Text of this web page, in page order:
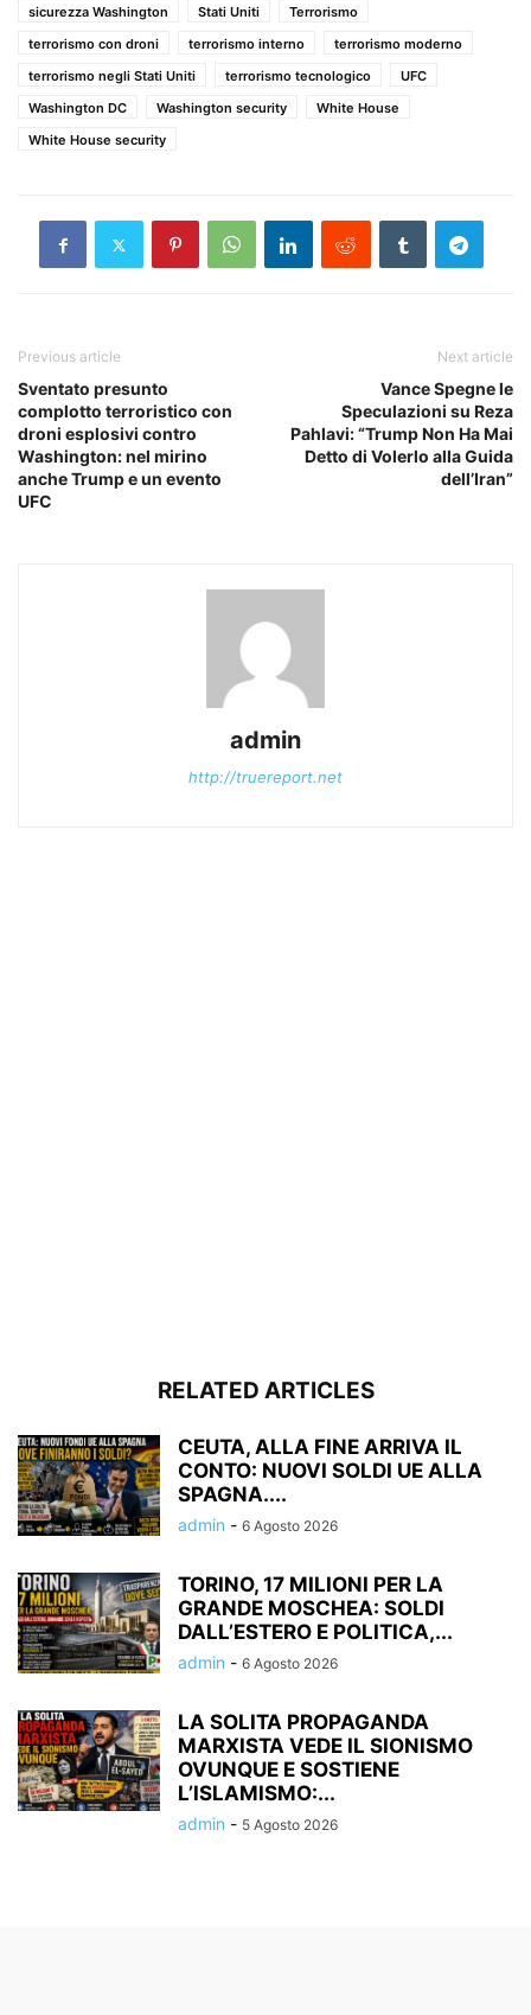
sicurezza Washington
Stati Uniti
Terrorismo
terrorismo con droni
terrorismo interno
terrorismo moderno
terrorismo negli Stati Uniti
terrorismo tecnologico
UFC
Washington DC
Washington security
White House
White House security
Previous article
Sventato presunto
complotto terroristico con
droni esplosivi contro
Washington: nel mirino
anche Trump e un evento
UFC
Next article
Vance Spegne le
Speculazioni su Reza
Pahlavi: “Trump Non Ha Mai
Detto di Volerlo alla Guida
dell’Iran”
admin
http://truereport.net
RELATED ARTICLES
CEUTA, ALLA FINE ARRIVA IL
CONTO: NUOVI SOLDI UE ALLA
SPAGNA....
admin - 6 Agosto 2026
TORINO, 17 MILIONI PER LA
GRANDE MOSCHEA: SOLDI
DALL’ESTERO E POLITICA,...
admin - 6 Agosto 2026
LA SOLITA PROPAGANDA
MARXISTA VEDE IL SIONISMO
OVUNQUE E SOSTIENE
L’ISLAMISMO:...
admin - 5 Agosto 2026